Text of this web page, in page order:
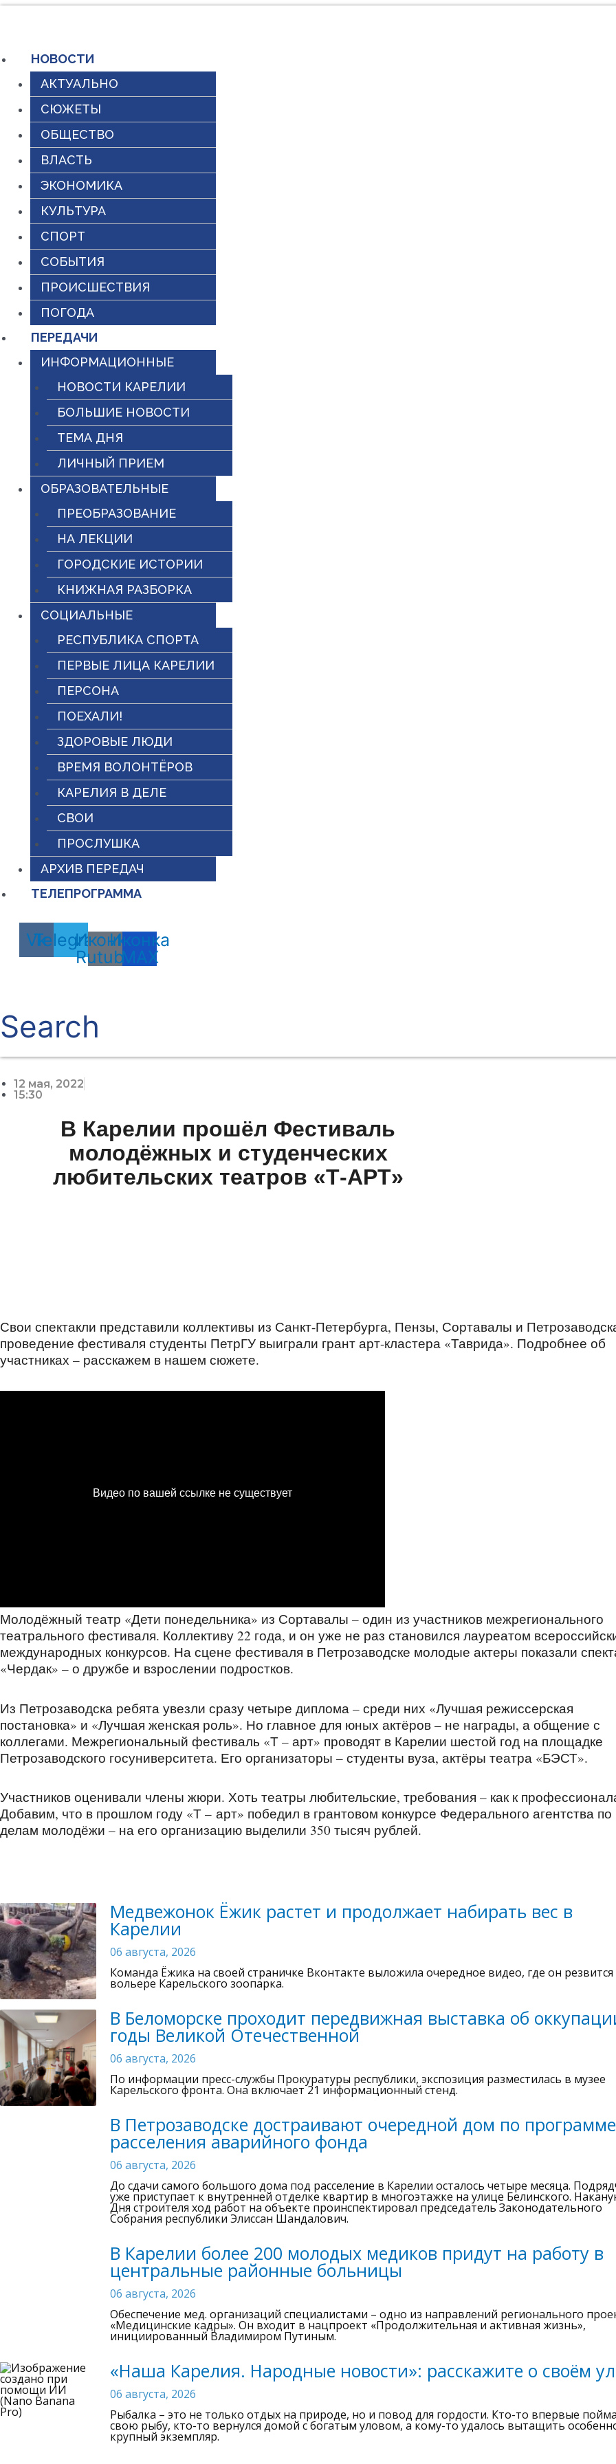
содержимому
НОВОСТИ
АКТУАЛЬНО
СЮЖЕТЫ
ОБЩЕСТВО
ВЛАСТЬ
ЭКОНОМИКА
КУЛЬТУРА
СПОРТ
СОБЫТИЯ
ПРОИСШЕСТВИЯ
ПОГОДА
ПЕРЕДАЧИ
ИНФОРМАЦИОННЫЕ
НОВОСТИ КАРЕЛИИ
БОЛЬШИЕ НОВОСТИ
ТЕМА ДНЯ
ЛИЧНЫЙ ПРИЕМ
ОБРАЗОВАТЕЛЬНЫЕ
ПРЕОБРАЗОВАНИЕ
НА ЛЕКЦИИ
ГОРОДСКИЕ ИСТОРИИ
КНИЖНАЯ РАЗБОРКА
СОЦИАЛЬНЫЕ
РЕСПУБЛИКА СПОРТА
ПЕРВЫЕ ЛИЦА КАРЕЛИИ
ПЕРСОНА
ПОЕХАЛИ!
ЗДОРОВЫЕ ЛЮДИ
ВРЕМЯ ВОЛОНТЁРОВ
КАРЕЛИЯ В ДЕЛЕ
СВОИ
ПРОСЛУШКА
АРХИВ ПЕРЕДАЧ
ТЕЛЕПРОГРАММА
Vk
Telegram
Иконка
Rutube
Иконка
MAX
Search
12 мая, 2022
15:30
В Карелии прошёл Фестиваль
молодёжных и студенческих
любительских театров «Т-АРТ»
Свои спектакли представили коллективы из Санкт-Петербурга, Пензы, Сортавалы и
проведение фестиваля студенты ПетрГУ выиграли грант арт-кластера «Таврида». Подробнее об
участниках – расскажем в нашем сюжете.
Молодёжный театр «Дети понедельника» из Сортавалы – один из участников межрегионального
театрального фестиваля. Коллективу 22 года, и он уже не раз становился лауреатом
международных конкурсов. На сцене фестиваля в Петрозаводске молодые актеры показали
«Чердак» – о дружбе и взрослении подростков.
Из Петрозаводска ребята увезли сразу четыре диплома – среди них «Лучшая режиссерская
постановка» и «Лучшая женская роль». Но главное для юных актёров – не награды, а общение с
коллегами. Межрегиональный фестиваль «Т – арт» проводят в Карелии шестой год на площадке
Петрозаводского госуниверситета. Его организаторы – студенты вуза, актёры театра «БЭСТ».
Участников оценивали члены жюри. Хоть театры любительские, требования – как к
Добавим, что в прошлом году «Т – арт» победил в грантовом конкурсе Федерального агентства по
делам молодёжи – на его организацию выделили 350 тысяч рублей.
Медвежонок Ёжик растет и продолжает набирать вес в
Карелии
06 августа, 2026
Команда Ёжика на своей страничке Вконтакте выложила очередное видео, где он резвится
вольере Карельского зоопарка.
В Беломорске проходит передвижная выставка об
годы Великой Отечественной
06 августа, 2026
По информации пресс-службы Прокуратуры республики, экспозиция разместилась в музее
Карельского фронта. Она включает 21 информационный стенд.
В Петрозаводске достраивают очередной дом по программе
расселения аварийного фонда
06 августа, 2026
До сдачи самого большого дома под расселение в Карелии осталось четыре месяца.
уже приступает к внутренней отделке квартир в многоэтажке на улице Белинского.
Дня строителя ход работ на объекте проинспектировал председатель Законодательного
Собрания республики Элиссан Шандалович.
В Карелии более 200 молодых медиков придут на работу в
центральные районные больницы
06 августа, 2026
Обеспечение мед. организаций специалистами – одно из направлений регионального
«Медицинские кадры». Он входит в нацпроект «Продолжительная и активная жизнь»,
инициированный Владимиром Путиным.
«Наша Карелия. Народные новости»: расскажите о своём
06 августа, 2026
Рыбалка – это не только отдых на природе, но и повод для гордости. Кто-то впервые
свою рыбу, кто-то вернулся домой с богатым уловом, а кому-то удалось вытащить
крупный экземпляр.